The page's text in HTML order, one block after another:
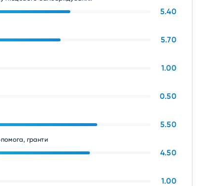
5.40
5.70
1.00
0.50
5.50
гранти
4.50
1.00